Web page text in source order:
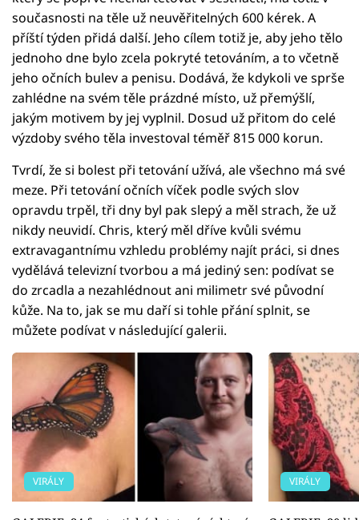
současnosti na těle už neuvěřitelných 600 kérek. A
příští týden přidá další. Jeho cílem totiž je, aby jeho tělo
jednoho dne bylo zcela pokryté tetováním, a to včetně
jeho očních bulev a penisu. Dodává, že kdykoli ve sprše
zahlédne na svém těle prázdné místo, už přemýšlí,
jakým motivem by jej vyplnil. Dosud už přitom do celé
výzdoby svého těla investoval téměř 815 000 korun.
Tvrdí, že si bolest při tetování užívá, ale všechno má své
meze. Při tetování očních víček podle svých slov
opravdu trpěl, tři dny byl pak slepý a měl strach, že už
nikdy neuvidí. Chris, který měl dříve kvůli svému
extravagantnímu vzhledu problémy najít práci, si dnes
vydělává televizní tvorbou a má jediný sen: podívat se
do zrcadla a nezahlédnout ani milimetr své původní
kůže. Na to, jak se mu daří si tohle přání splnit, se
můžete podívat v následující galerii.
VIRÁLY VIRÁLY